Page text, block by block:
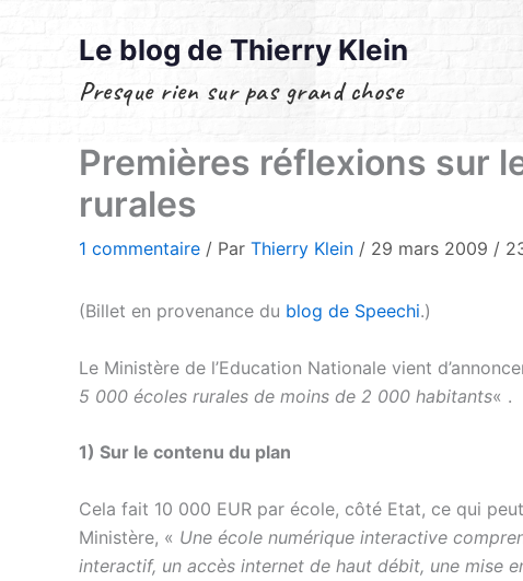
Le blog de Thierry Klein
Presque rien sur pas grand chose
Premières réflexions sur
rurales
1 commentaire / Par Thierry Klein / 29 mars 2009 /
(Billet en provenance du blog de Speechi.)
Le Ministère de l’Education Nationale vient
5 000 écoles rurales de moins de 2 000 habitants« .
1) Sur le contenu du plan
Cela fait 10 000 EUR par école, côté Etat, ce qui
Ministère, « Une école numérique interactive
interactif, un accès internet de haut débit, une mise